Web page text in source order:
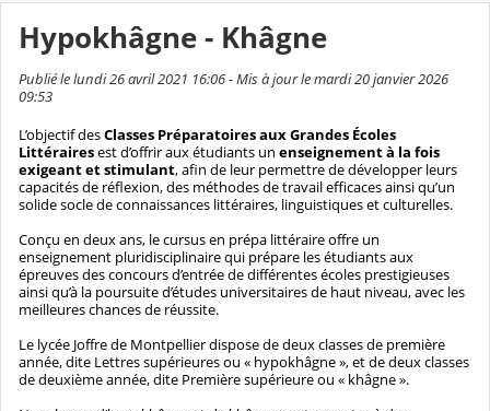
Hypokhâgne - Khâgne
Publié le lundi 26 avril 2021 16:06 - Mis à jour le mardi 20 janvier 2026
09:53
L’objectif desClasses Préparatoires aux Grandes Écoles
Littérairesest d’offrir aux étudiants un enseignement à la fois
exigeant et stimulant, afin de leur permettre de développer leurs
capacités de réflexion, des méthodes de travail efficaces ainsi qu’un
solide socle de connaissances littéraires, linguistiques et culturelles.
Conçu en deux ans, le cursus en prépa littéraire offre un
enseignement pluridisciplinaire qui prépare les étudiants aux
épreuves des concours d’entrée de différentes écoles prestigieuses
ainsi qu’à la poursuite d’études universitaires de haut niveau, avec les
meilleures chances de réussite.
Le lycée Joffre de Montpellier dispose de deux classes de première
année, dite Lettres supérieures ou « hypokhâgne », et de deux classes
de deuxième année, dite Première supérieure ou « khâgne ».